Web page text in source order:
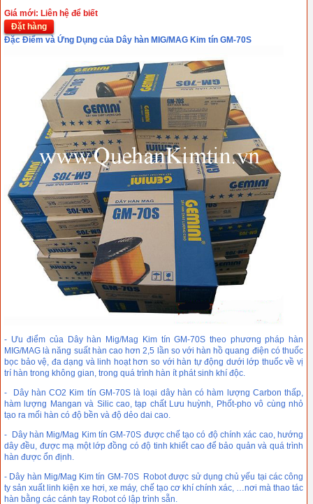
Giá mới: Liên hệ để biết
Đặt hàng
Đặc Điểm và Ứng Dụng của Dây hàn MIG/MAG Kim tín GM-70S
- Ưu điểm của Dây hàn Mig/Mag Kim tín GM-70S theo phương pháp hàn
MIG/MAG là năng suất hàn cao hơn 2,5 lần so với hàn hồ quang điện có thuốc
bọc bảo vệ, đa dạng và linh hoạt hơn so với hàn tự động dưới lớp thuốc về vị
trí hàn trong không gian, trong quá trình hàn ít phát sinh khí độc.
- Dây hàn CO2 Kim tín GM-70S là loại dây hàn có hàm lượng Carbon thấp,
hàm lượng Mangan và Silic cao, tạp chất Lưu huỳnh, Phốt-pho vô cùng nhỏ
tạo ra mối hàn có độ bền và độ dẻo dai cao.
- Dây hàn Mig/Mag Kim tín GM-70S được chế tạo có độ chính xác cao, hướng
dây đều, được mạ một lớp đồng có độ tinh khiết cao để bảo quản và quá trình
hàn được ổn định.
- Dây hàn Mig/Mag Kim tín GM-70S Robot được sử dụng chủ yếu tại các công
ty sản xuất linh kiện xe hơi, xe máy, chế tạo cơ khí chính xác, …nơi mà thao tác
hàn bằng các cánh tay Robot có lập trình sẵn.